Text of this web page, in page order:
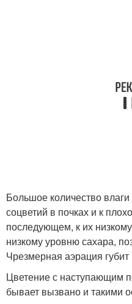
Большое количество
соцветий в почках и к
последующем, к их
низкому уровню сахара,
Чрезмерная аэрация губит
Цветение с наступающим
бывает вызвано и такими